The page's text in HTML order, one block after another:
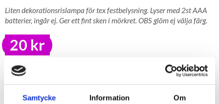
Samtycke Information Om
Liten dekorationsrislampa för tex festbelysning. Lyser med 2st AAA
batterier, ingår ej. Ger ett fint sken i mörkret. OBS glöm ej välja färg.
20 kr
LAGER I SVERIGE, SNABB LEVERANS ÖPPET KÖP I 30 DAGAR